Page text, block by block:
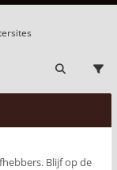
Blijf op de